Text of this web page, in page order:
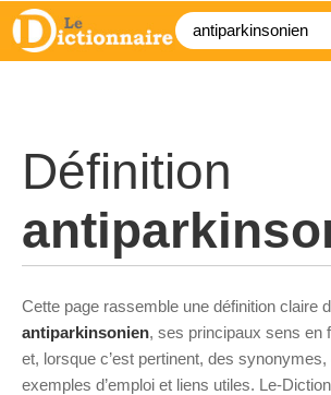
Définition
Cette page rassemble une définition claire
antiparkinsonien, ses principaux sens en
et, lorsque c’est pertinent, des
exemples d’emploi et liens utiles. Le-